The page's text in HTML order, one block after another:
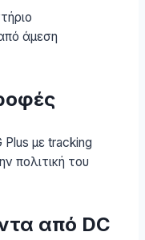
άμεση
με tracking
πολιτική του
από DC